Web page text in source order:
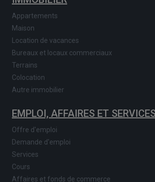
Appartements
Maison
Location de vacances
Bureaux et locaux commerciaux
Terrains
Colocation
Autre immobilier
EMPLOI, AFFAIRES ET
Offre d'emploi
Demande d'emploi
Services
Cours
Affaires et fonds de commerce